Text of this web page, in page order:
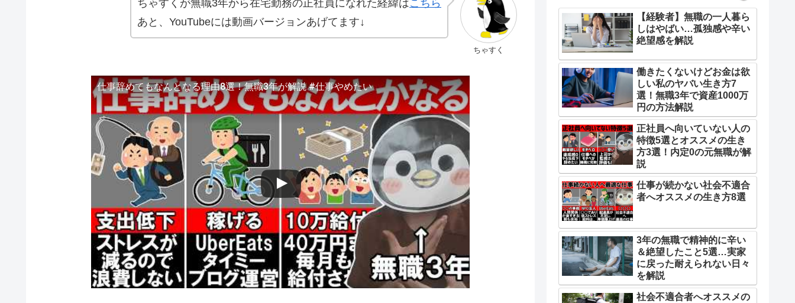
ちゃすく
ちゃすくが無職3年から在宅勤務の正社員になれた経緯はこちら
あと、YouTubeには動画バージョンあげてます↓
仕事辞めてもなんとなる理由8選！無職3年が解説 #仕事やめたい
【経験者】無職の一人暮ら
しはやばい…孤独感や辛い
絶望感を解説
働きたくないけどお金は欲
しい私のヤバい生き方7
選！無職3年で資産1000万
円の方法解説
正社員へ向いていない人の
特徴5選とオススメの生き
方3選！内定0の元無職が解
説
仕事が続かない社会不適合
者へオススメの生き方8選
3年の無職で精神的に辛い
＆絶望したこと5選…実家
に戻った耐えられない日々
を解説
社会不適合者へオススメの